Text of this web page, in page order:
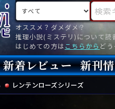
オススメ？ダメダメ？
推理小説(ミステリ)について読
はじめての方は こちらから ど
検索対象 検索キ
お
イ ウ エ
オ
新着レビュー 新刊
レンテンローズシリーズ